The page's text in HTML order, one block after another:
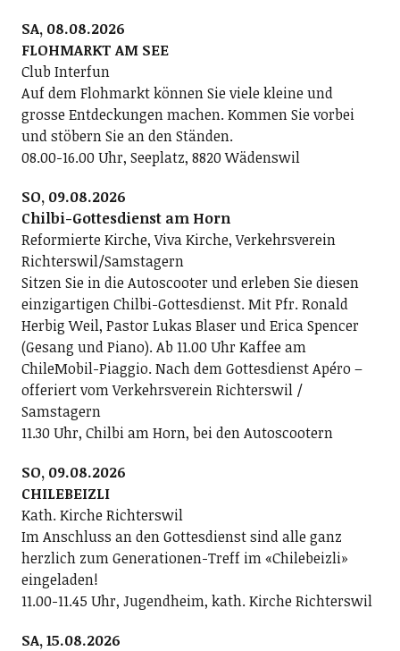
SA, 08.08.2026
FLOHMARKT AM SEE
Club Interfun
Auf dem Flohmarkt können Sie viele kleine und
grosse Entdeckungen machen. Kommen Sie vorbei
und stöbern Sie an den Ständen.
08.00-16.00 Uhr, Seeplatz, 8820 Wädenswil
SO, 09.08.2026
Chilbi-Gottesdienst am Horn
Reformierte Kirche, Viva Kirche, Verkehrsverein
Richterswil/Samstagern
Sitzen Sie in die Autoscooter und erleben Sie diesen
einzigartigen Chilbi-Gottesdienst. Mit Pfr. Ronald
Herbig Weil, Pastor Lukas Blaser und Erica Spencer
(Gesang und Piano). Ab 11.00 Uhr Kaffee am
ChileMobil-Piaggio. Nach dem Gottesdienst Apéro –
offeriert vom Verkehrsverein Richterswil /
Samstagern
11.30 Uhr, Chilbi am Horn, bei den Autoscootern
SO, 09.08.2026
CHILEBEIZLI
Kath. Kirche Richterswil
Im Anschluss an den Gottesdienst sind alle ganz
herzlich zum Generationen-Treff im «Chilebeizli»
eingeladen!
11.00-11.45 Uhr, Jugendheim, kath. Kirche Richterswil
SA, 15.08.2026